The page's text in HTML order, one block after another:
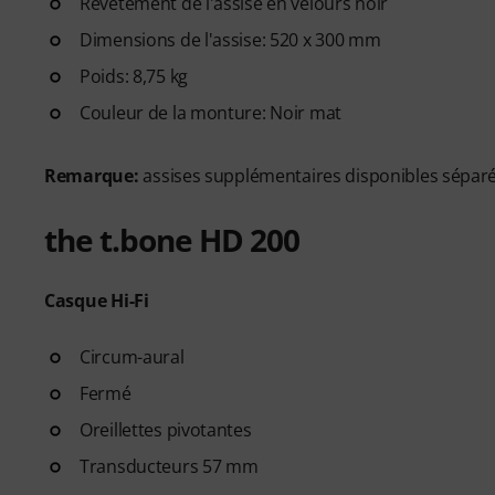
Dimensions de l'assise: 520 x 300 mm
Poids: 8,75 kg
Couleur de la monture: Noir mat
Remarque: assises supplémentaires disponibles
the t.bone HD 200
Casque Hi-Fi
Circum-aural
Fermé
Oreillettes pivotantes
Transducteurs 57 mm